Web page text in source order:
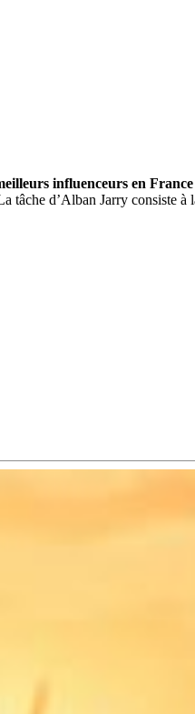
influenceurs en France
tâche d’Alban Jarry consiste